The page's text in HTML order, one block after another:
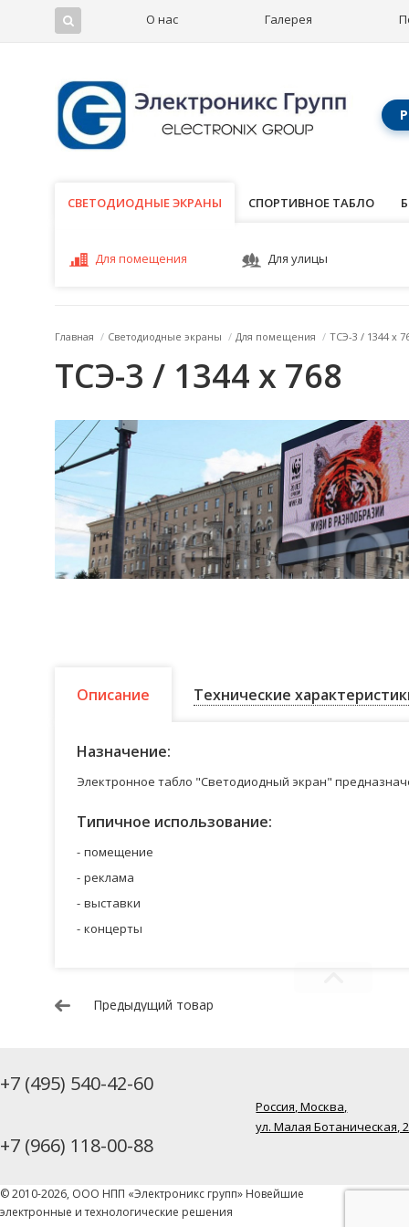
О нас Галерея
СВЕТОДИОДНЫЕ ЭКРАНЫ
СВЕТОДИОДНЫЕ ЭКРАНЫ СПОРТИВНОЕ ТАБЛО
Для помещения Для улицы
Главная / Светодиодные экраны / Для помещения / ТСЭ-3 / 1344 x
ТСЭ-3 / 1344 x 768
Описание Технические
Назначение:
Электронное табло "Светодиодный экран"
Типичное использование:
помещение
реклама
выставки
концерты
Предыдущий товар
+7 (495) 540-42-60
+7 (966) 118-00-88
Россия, Москва,
ул. Малая Ботаническая,
© 2010-2026, ООО НПП «Электроникс групп» Новейшие
электронные и технологические решения